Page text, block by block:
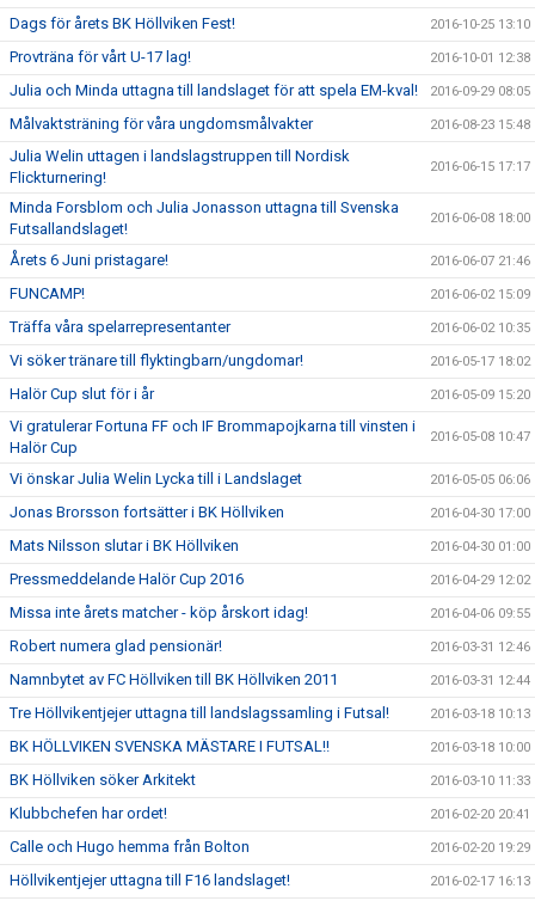
Dags för årets BK Höllviken Fest! 2016-10-25 13:10
Provträna för vårt U-17 lag! 2016-10-01 12:38
Julia och Minda uttagna till landslaget för att spela EM-kval! 2016-09-29 08:05
Målvaktsträning för våra ungdomsmålvakter 2016-08-23 15:48
Julia Welin uttagen i landslagstruppen till Nordisk
Flickturnering!
2016-06-15 17:17
Minda Forsblom och Julia Jonasson uttagna till Svenska
Futsallandslaget!
2016-06-08 18:00
Årets 6 Juni pristagare! 2016-06-07 21:46
FUNCAMP! 2016-06-02 15:09
Träffa våra spelarrepresentanter 2016-06-02 10:35
Vi söker tränare till flyktingbarn/ungdomar! 2016-05-17 18:02
Halör Cup slut för i år 2016-05-09 15:20
Vi gratulerar Fortuna FF och IF Brommapojkarna till vinsten i
Halör Cup
2016-05-08 10:47
Vi önskar Julia Welin Lycka till i Landslaget 2016-05-05 06:06
Jonas Brorsson fortsätter i BK Höllviken 2016-04-30 17:00
Mats Nilsson slutar i BK Höllviken 2016-04-30 01:00
Pressmeddelande Halör Cup 2016 2016-04-29 12:02
Missa inte årets matcher - köp årskort idag! 2016-04-06 09:55
Robert numera glad pensionär! 2016-03-31 12:46
Namnbytet av FC Höllviken till BK Höllviken 2011 2016-03-31 12:44
Tre Höllvikentjejer uttagna till landslagssamling i Futsal! 2016-03-18 10:13
BK HÖLLVIKEN SVENSKA MÄSTARE I FUTSAL!! 2016-03-18 10:00
BK Höllviken söker Arkitekt 2016-03-10 11:33
Klubbchefen har ordet! 2016-02-20 20:41
Calle och Hugo hemma från Bolton 2016-02-20 19:29
Höllvikentjejer uttagna till F16 landslaget! 2016-02-17 16:13